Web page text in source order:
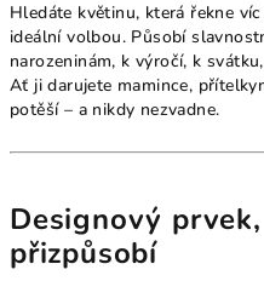
Hledáte květinu, která řekne
ideální volbou. Působí
narozeninám, k výročí, k
Ať ji darujete mamince,
potěší – a nikdy nezvadne.
Designový
přizpůsobí